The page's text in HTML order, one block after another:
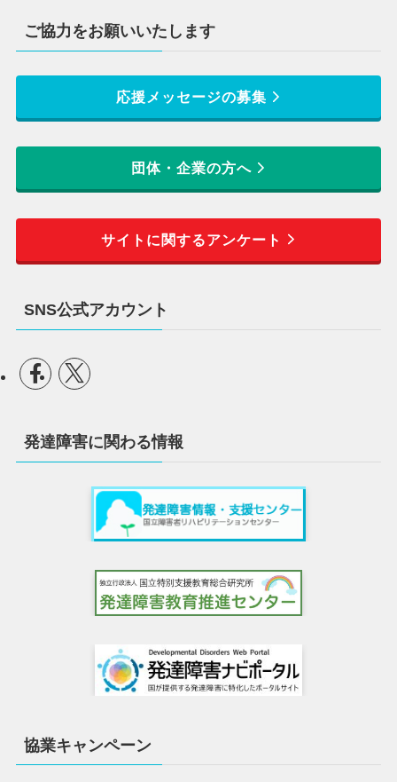
ご協力をお願いいたします
応援メッセージの募集
団体・企業の方へ
サイトに関するアンケート
SNS公式アカウント
発達障害に関わる情報
協業キャンペーン